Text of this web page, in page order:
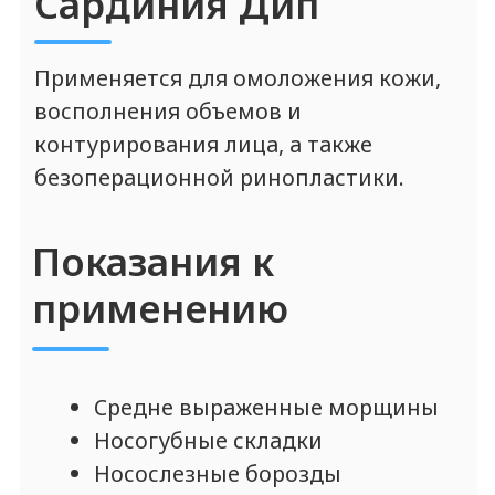
БЕСПЛАТНО получите